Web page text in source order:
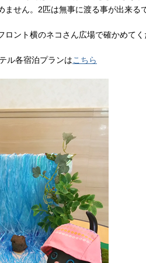
せん。2匹は無事に渡る事が出来る
ント横のネコさん広場で確かめてく
ル各宿泊プランはこちら